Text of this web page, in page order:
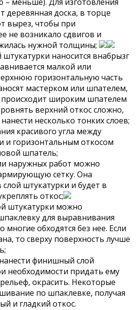
деревянная доска, в торце
вырез, чтобы при
не возникало сдвигов и
нужной толщины;
штукатурки наносится внабрызг
малкой или
горизонтальную часть
мастерком или шпателем,
широким шпателем
верхний откос сложно,
несколько тонких слоев;
красивого угла между
и горизонтальным откосом
шпатель;
наружных работ можно
сетку. Она
слой штукатурки и будет в
откос;
штукатурки можно
для выравнивания
многие обходятся без нее. Если
то сверху поверхность лучше
финишный слой
необходимости придать ему
окрасить. Некоторые
по шпаклевке, получая
и гладкий откос.